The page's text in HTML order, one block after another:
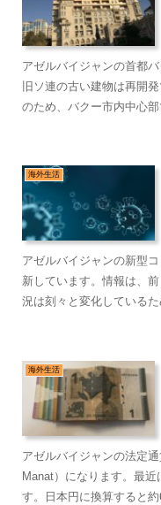
アゼルバイジャンの首都
旧ソ連の古い建物は再開
のため、バクー市内中心
海外生活
アゼルバイジャンの新型
新しています。情報は、
況は刻々と変化している
海外生活
アゼルバイジャンの法定
Manat）になります。最
す。日本円に換算すると